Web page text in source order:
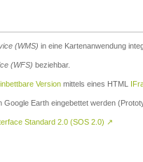
(WMS) in eine Kartenanwendung
(WFS) beziehbar.
Version mittels eines HTML
Google Earth eingebettet werden
Standard 2.0 (SOS 2.0) ↗